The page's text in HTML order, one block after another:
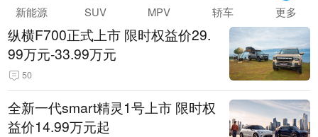
新能源 SUV MPV 轿车 更多
纵横F700正式上市 限时权益价29.
99万元-33.99万元
50
全新一代smart精灵1号上市 限时权
益价14.99万元起